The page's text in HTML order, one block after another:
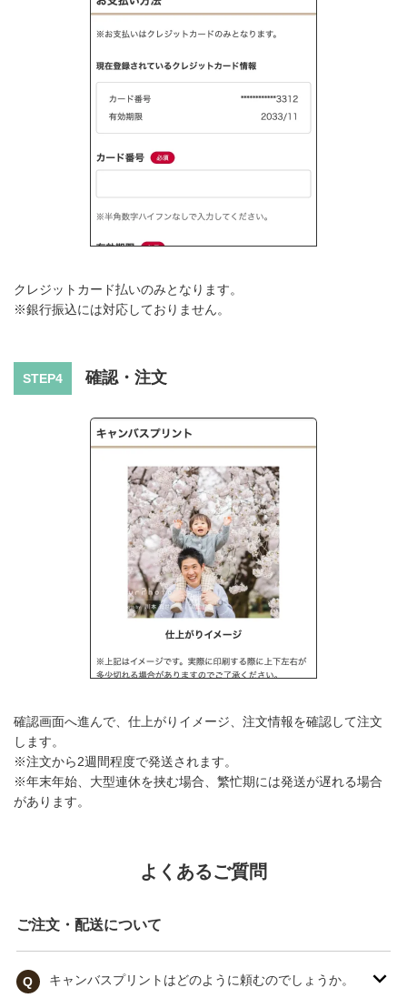
クレジットカード払いのみとなります。
※銀行振込には対応しておりません。
STEP4 確認・注文
確認画面へ進んで、仕上がりイメージ、注文情報を確認して注文
します。
※注文から2週間程度で発送されます。
※年末年始、大型連休を挟む場合、繁忙期には発送が遅れる場合
があります。
よくあるご質問
ご注文・配送について
Q キャンバスプリントはどのように頼むのでしょうか。